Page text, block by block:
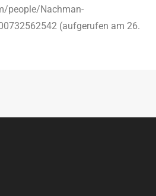
people/Nachman-
(aufgerufen am 26.